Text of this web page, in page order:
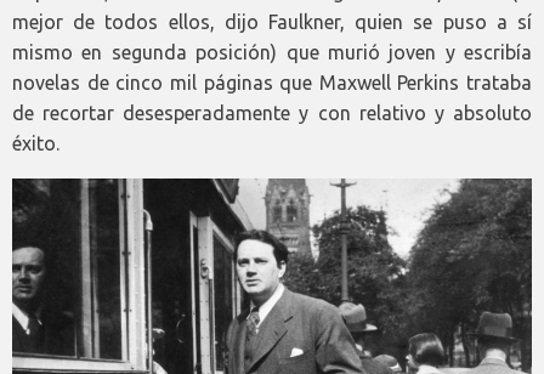
mejor de todos ellos, dijo Faulkner, quien se puso a sí
mismo en segunda posición) que murió joven y escribía
novelas de cinco mil páginas que Maxwell Perkins trataba
de recortar desesperadamente y con relativo y absoluto
éxito.